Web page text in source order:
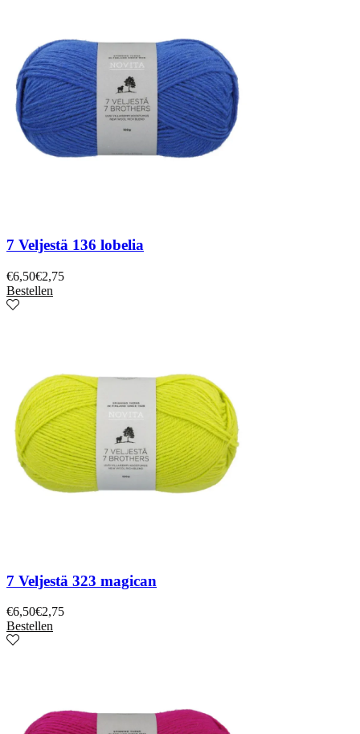
7 Veljestä 136 lobelia
€6,50€2,75
Bestellen
7 Veljestä 323 magican
€6,50€2,75
Bestellen